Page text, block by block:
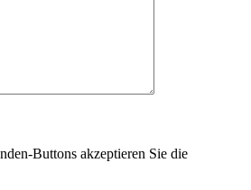
Buttons akzeptieren Sie die